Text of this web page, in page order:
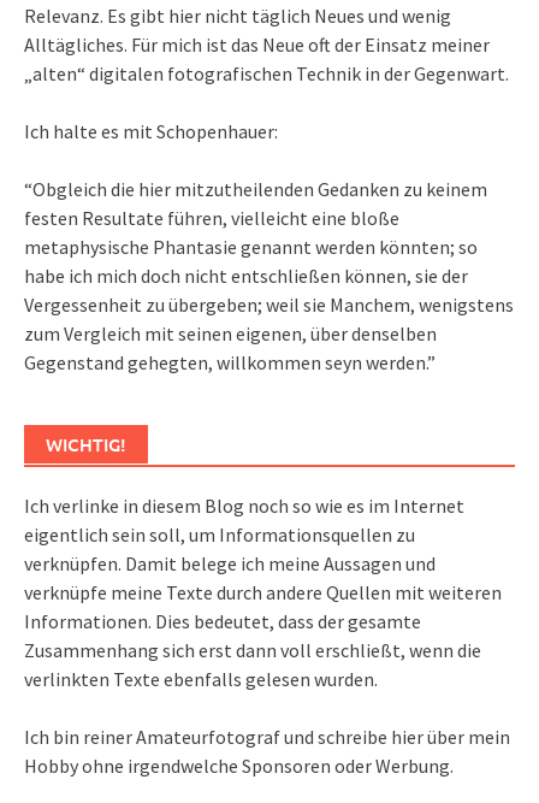
Relevanz. Es gibt hier nicht täglich Neues und wenig
Alltägliches. Für mich ist das Neue oft der Einsatz meiner
„alten“ digitalen fotografischen Technik in der Gegenwart.
Ich halte es mit Schopenhauer:
“Obgleich die hier mitzutheilenden Gedanken zu keinem
festen Resultate führen, vielleicht eine bloße
metaphysische Phantasie genannt werden könnten; so
habe ich mich doch nicht entschließen können, sie der
Vergessenheit zu übergeben; weil sie Manchem, wenigstens
zum Vergleich mit seinen eigenen, über denselben
Gegenstand gehegten, willkommen seyn werden.”
WICHTIG!
Ich verlinke in diesem Blog noch so wie es im Internet
eigentlich sein soll, um Informationsquellen zu
verknüpfen. Damit belege ich meine Aussagen und
verknüpfe meine Texte durch andere Quellen mit weiteren
Informationen. Dies bedeutet, dass der gesamte
Zusammenhang sich erst dann voll erschließt, wenn die
verlinkten Texte ebenfalls gelesen wurden.
Ich bin reiner Amateurfotograf und schreibe hier über mein
Hobby ohne irgendwelche Sponsoren oder Werbung.